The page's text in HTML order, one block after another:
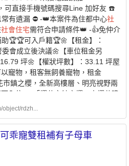
￭ 申請自建、自購住宅貸款利息補
￭ 不動產限額：579 萬元✅無自有住
在臺中市、彰化縣、南投縣均無自
40 平方公尺✅於本市無承租本市公
有政府租金補貼 -⭐️ 兆基屋管 x 凱基
租可刷卡自動扣繳 -方便、安全
動扣繳，不怕又忘記* 利用刷卡繳納
的靈活運用現金，培養記帳好習慣 -
責任、實現居住正義提供安全安心的
修繕、包租 本公司專職租屋管理非
最大保障歡迎提供需求為您配對優
業】【兆基屋管股份有限公司台中
民路三段132號1樓📌經紀人：許舜
便利商店、百貨公司、公園綠地、
可直接手機號碼搜尋Line 加好友 ☎️
有遺漏 ⛔️ -👑本案件為住都中心社
社會住宅需符合申請條件👑 -👍免仲介
🏆🏆可入戶籍🏆🌼【租金】：
會成立後決議🌼【車位租金另
坪🌼【權狀坪數】：33.11 坪屋
寵物，租客無飼養寵物，租金
鎮之櫻，全新高樓層、明亮視野兩
入住.....「櫻花市鎮之櫻」由櫻花建
坪，樓層規劃1幢4棟地上15層、地
，公設比33~34%，公設項目有接待
室、健身房、兒童遊戲區、瑜珈教
家教室、娛樂室。地理位置「櫻花
三路、港埠路三段口，
object/rdzh...
乖寵雙租補有子母車